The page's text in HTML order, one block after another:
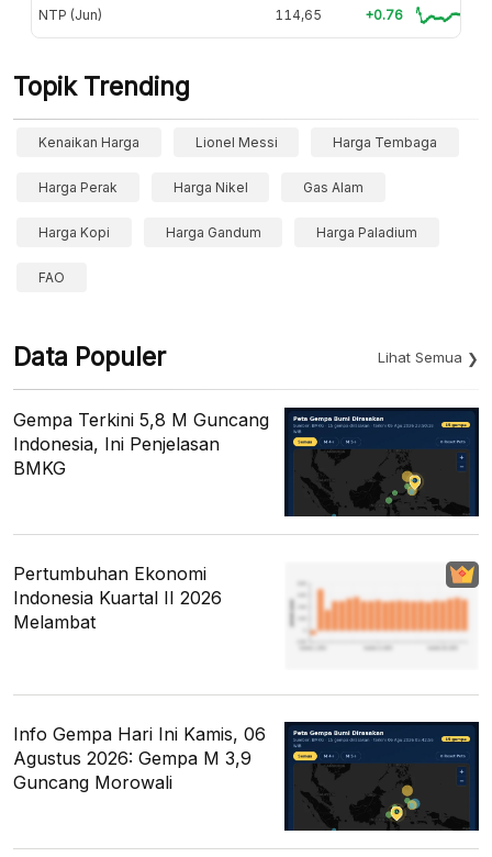
NTP (Jun) 114,65 +0.76
Topik Trending
Kenaikan Harga Lionel Messi Harga Tembaga
Harga Perak Harga Nikel Gas Alam
Harga Kopi Harga Gandum Harga Paladium
FAO
Data Populer Lihat Semua
Gempa Terkini 5,8 M Guncang
Indonesia, Ini Penjelasan
BMKG
Pertumbuhan Ekonomi
Indonesia Kuartal II 2026
Melambat
Info Gempa Hari Ini Kamis, 06
Agustus 2026: Gempa M 3,9
Guncang Morowali